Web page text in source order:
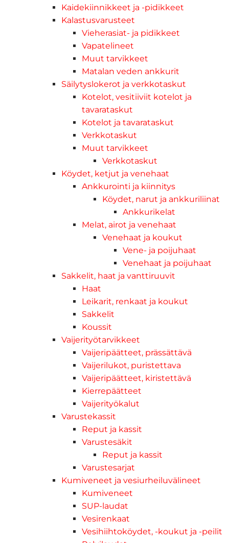
Kaidekiinnikkeet ja -pidikkeet
Kalastusvarusteet
Vieherasiat- ja pidikkeet
Vapatelineet
Muut tarvikkeet
Matalan veden ankkurit
Säilytyslokerot ja verkkotaskut
Kotelot, vesitiiviit kotelot ja
tavarataskut
Kotelot ja tavarataskut
Verkkotaskut
Muut tarvikkeet
Verkkotaskut
Köydet, ketjut ja venehaat
Ankkurointi ja kiinnitys
Köydet, narut ja ankkuriliinat
Ankkurikelat
Melat, airot ja venehaat
Venehaat ja koukut
Vene- ja poijuhaat
Venehaat ja poijuhaat
Sakkelit, haat ja vanttiruuvit
Haat
Leikarit, renkaat ja koukut
Sakkelit
Koussit
Vaijerityötarvikkeet
Vaijeripäätteet, prässättävä
Vaijerilukot, puristettava
Vaijeripäätteet, kiristettävä
Kierrepäätteet
Vaijerityökalut
Varustekassit
Reput ja kassit
Varustesäkit
Reput ja kassit
Varustesarjat
Kumiveneet ja vesiurheiluvälineet
Kumiveneet
SUP-laudat
Vesirenkaat
Vesihiihtoköydet, -koukut ja -peilit